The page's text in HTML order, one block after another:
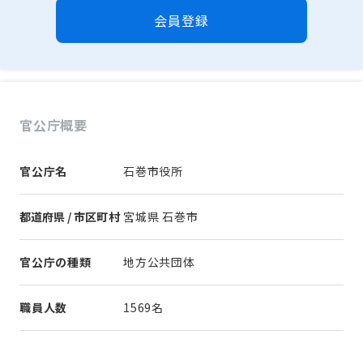
会員登録
官公庁概要
官公庁名 石巻市役所
都道府県 / 市区町村 宮城県 石巻市
官公庁の種類 地方公共団体
職員人数 1569名